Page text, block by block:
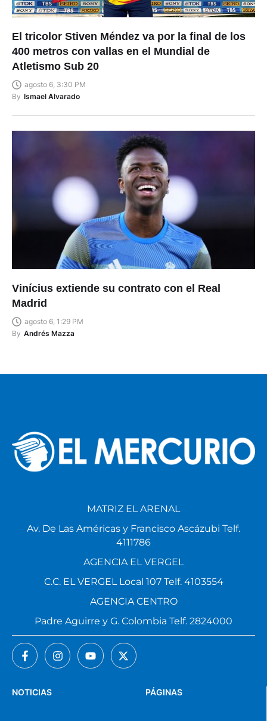
El tricolor Stiven Méndez va por la final de los
400 metros con vallas en el Mundial de
Atletismo Sub 20
agosto 6, 3:30 PM
By Ismael Alvarado
Vinícius extiende su contrato con el Real
Madrid
agosto 6, 1:29 PM
By Andrés Mazza
PÁGINAS
NOTICIAS
MATRIZ EL ARENAL
Av. De Las Américas y Francisco Ascázubi Telf.
4111786
AGENCIA EL VERGEL
C.C. EL VERGEL Local 107 Telf. 4103554
AGENCIA CENTRO
Padre Aguirre y G. Colombia Telf. 2824000